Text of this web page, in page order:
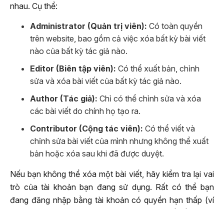
nhau. Cụ thể:
Administrator (Quản trị viên): Có toàn quyền
trên website, bao gồm cả việc xóa bất kỳ bài viết
nào của bất kỳ tác giả nào.
Editor (Biên tập viên): Có thể xuất bản, chỉnh
sửa và xóa bài viết của bất kỳ tác giả nào.
Author (Tác giả): Chỉ có thể chỉnh sửa và xóa
các bài viết do chính họ tạo ra.
Contributor (Cộng tác viên): Có thể viết và
chỉnh sửa bài viết của mình nhưng không thể xuất
bản hoặc xóa sau khi đã được duyệt.
Nếu bạn không thể xóa một bài viết, hãy kiểm tra lại vai
trò của tài khoản bạn đang sử dụng. Rất có thể bạn
đang đăng nhập bằng tài khoản có quyền hạn thấp (ví